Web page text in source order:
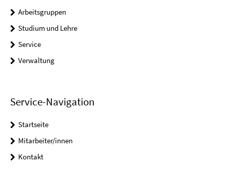
Arbeitsgruppen
Studium und Lehre
Service
Verwaltung
Service-Navigation
Startseite
Mitarbeiter/innen
Kontakt